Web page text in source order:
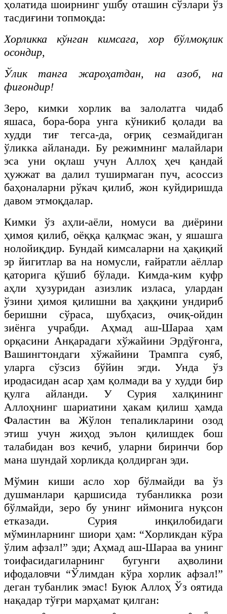
ҳолатида шоирнинг ушбу оташин сўзлари ўз
тасдиғини топмоқда:
Хорликка кўнган кимсага, хор бўлмоқлик
осондир,
Ўлик танга жароҳатдан, на азоб, на
фиғондир!
Зеро, кимки хорлик ва залолатга чидаб
яшаса, бора-бора унга кўникиб қолади ва
худди тиғ тегса-да, оғриқ сезмайдиган
ўликка айланади. Бу режимнинг малайлари
эса уни оқлаш учун Аллоҳ ҳеч қандай
ҳужжат ва далил туширмаган пуч, асоссиз
баҳоналарни рўкач қилиб, жон куйдиришда
давом этмоқдалар.
Кимки ўз аҳли-аёли, номуси ва диёрини
ҳимоя қилиб, оёққа қалқмас экан, у яшашга
нолойиқдир. Бундай кимсаларни на ҳақиқий
эр йигитлар ва на номусли, ғайратли аёллар
қаторига қўшиб бўлади. Кимда-ким куфр
аҳли ҳузуридан азизлик изласа, улардан
ўзини ҳимоя қилишни ва ҳаққини ундириб
беришни сўраса, шубҳасиз, очиқ-ойдин
зиёнга учрабди. Аҳмад аш-Шараа ҳам
орқасини Анқарадаги хўжайини Эрдўғонга,
Вашингтондаги хўжайини Трампга суяб,
уларга сўзсиз бўйин эгди. Унда ўз
иродасидан асар ҳам қолмади ва у худди бир
қулга айланди. У Сурия халқининг
Аллоҳнинг шариатини ҳакам қилиш ҳамда
Фаластин ва Жўлон тепаликларини озод
этиш учун жиҳод эълон қилишдек бош
талабидан воз кечиб, уларни биринчи бор
мана шундай хорликда қолдирган эди.
Мўмин киши асло хор бўлмайди ва ўз
душманлари қаршисида тубанликка рози
бўлмайди, зеро бу унинг иймонига нуқсон
етказади. Сурия инқилобидаги
мўминларнинг шиори ҳам: “Хорликдан кўра
ўлим афзал!” эди; Аҳмад аш-Шараа ва унинг
тоифасидагиларнинг бугунги аҳволини
ифодаловчи “Ўлимдан кўра хорлик афзал!”
деган тубанлик эмас! Буюк Аллоҳ Ўз оятида
нақадар тўғри марҳамат қилган: